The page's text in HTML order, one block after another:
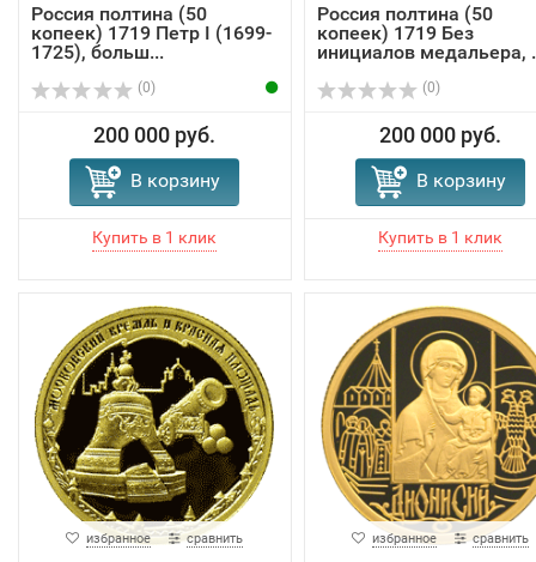
Россия полтина (50
копеек) 1719 Петр I (1699-
1725), больш...
(0)
200 000 руб.
В корзину
Россия полтина (50
копеек) 1719 Без
инициалов медальера,
(0)
200 000 руб.
В корзину
избранное сравнить избранное сравнить